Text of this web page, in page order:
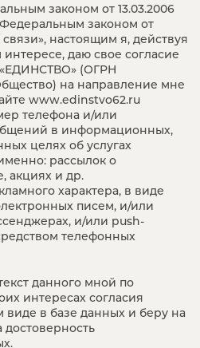
законом от 13.03.2006
законом от
настоящим я, действуя
даю свое согласие
(ОГРН
на направление мне
www.edinstvo62.ru
телефона и/или
в информационных,
целях об услугах
рассылок о
акциях и др.
характера, в виде
писем, и/или
и/или push-
телефонных
данного мной по
интересах согласия
виде в базе данных и беру на
достоверность